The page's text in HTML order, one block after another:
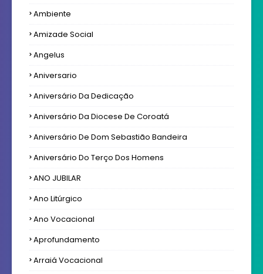
Ambiente
Amizade Social
Angelus
Aniversario
Aniversário Da Dedicação
Aniversário Da Diocese De Coroatá
Aniversário De Dom Sebastião Bandeira
Aniversário Do Terço Dos Homens
ANO JUBILAR
Ano Litúrgico
Ano Vocacional
Aprofundamento
Arraiá Vocacional